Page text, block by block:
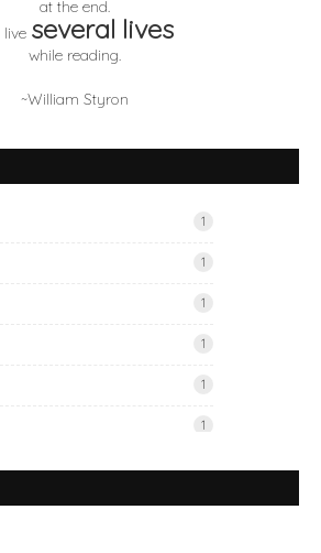
at the end.
live several lives
while reading.
~William Styron
1
1
1
1
1
1
1